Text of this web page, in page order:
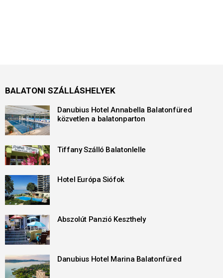
BALATONI SZÁLLÁSHELYEK
Danubius Hotel Annabella Balatonfüred
közvetlen a balatonparton
Tiffany Szálló Balatonlelle
Hotel Európa Siófok
Abszolút Panzió Keszthely
Danubius Hotel Marina Balatonfüred